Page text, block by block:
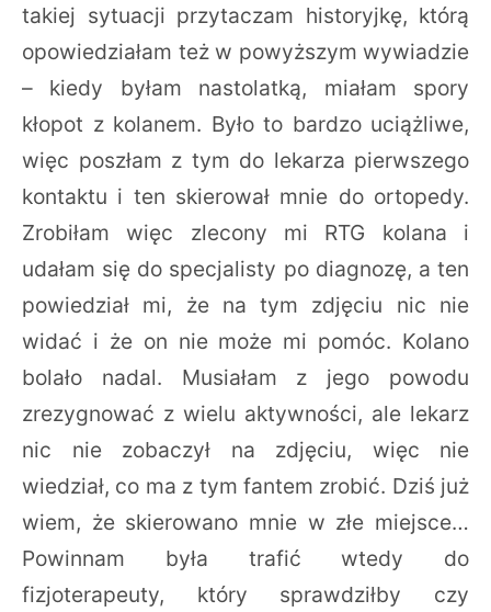
takiej sytuacji przytaczam historyjkę, którą
opowiedziałam też w powyższym wywiadzie
– kiedy byłam nastolatką, miałam spory
kłopot z kolanem. Było to bardzo uciążliwe,
więc poszłam z tym do lekarza pierwszego
kontaktu i ten skierował mnie do ortopedy.
Zrobiłam więc zlecony mi RTG kolana i
udałam się do specjalisty po diagnozę, a ten
powiedział mi, że na tym zdjęciu nic nie
widać i że on nie może mi pomóc. Kolano
bolało nadal. Musiałam z jego powodu
zrezygnować z wielu aktywności, ale lekarz
nic nie zobaczył na zdjęciu, więc nie
wiedział, co ma z tym fantem zrobić. Dziś już
wiem, że skierowano mnie w złe miejsce…
Powinnam była trafić wtedy do
fizjoterapeuty, który sprawdziłby czy